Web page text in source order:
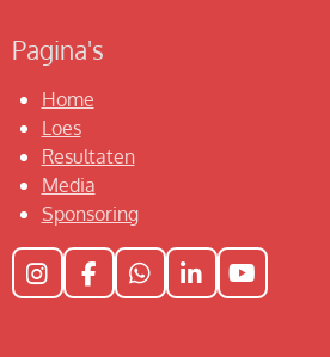
Pagina's
Home
Loes
Resultaten
Media
Sponsoring
I
n
F
a
W
h
L
i
Y
o